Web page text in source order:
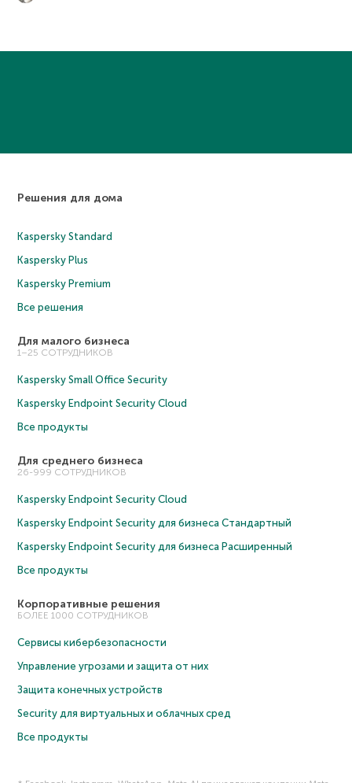
Решения для дома
Kaspersky Standard
Kaspersky Plus
Kaspersky Premium
Все решения
Для малого бизнеса
1–25 СОТРУДНИКОВ
Kaspersky Small Office Security
Kaspersky Endpoint Security Cloud
Все продукты
Для среднего бизнеса
26-999 СОТРУДНИКОВ
Kaspersky Endpoint Security Cloud
Kaspersky Endpoint Security для бизнеса Cтандартный
Kaspersky Endpoint Security для бизнеса Расширенный
Все продукты
Корпоративные решения
БОЛЕЕ 1000 СОТРУДНИКОВ
Сервисы кибербезопасности
Управление угрозами и защита от них
Защита конечных устройств
Security для виртуальных и облачных сред
Все продукты